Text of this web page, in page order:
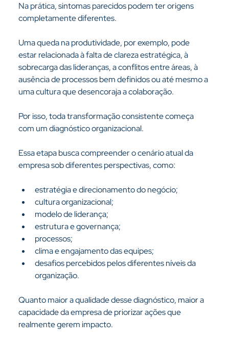
Na prática, sintomas parecidos podem ter origens
completamente diferentes.
Uma queda na produtividade, por exemplo, pode
estar relacionada à falta de clareza estratégica, à
sobrecarga das lideranças, a conflitos entre áreas, à
ausência de processos bem definidos ou até mesmo a
uma cultura que desencoraja a colaboração.
Por isso, toda transformação consistente começa
com um diagnóstico organizacional.
Essa etapa busca compreender o cenário atual da
empresa sob diferentes perspectivas, como:
estratégia e direcionamento do negócio;
cultura organizacional;
modelo de liderança;
estrutura e governança;
processos;
clima e engajamento das equipes;
desafios percebidos pelos diferentes níveis da
organização.
Quanto maior a qualidade desse diagnóstico, maior a
capacidade da empresa de priorizar ações que
realmente gerem impacto.